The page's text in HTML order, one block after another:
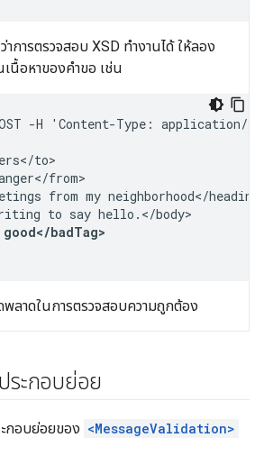
การตรวจสอบ XSD ทำงานได้ ให้ลอง
นื้อหาของคำขอ เช่น
-H 'Content-Type: application/
to>
from>
from my neighborhood</
to say hello.</body>
badTag>
ลาดในการตรวจสอบความถูกต้อง
ระกอบย่อย
กอบย่อยของ <MessageValidation>